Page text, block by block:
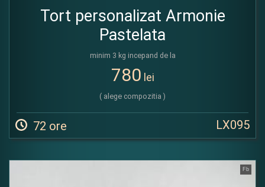
Tort personalizat Armonie
Pastelata
minim 3 kg incepand de la
780 lei
( alege compozitia )
72 ore LX095
Fb